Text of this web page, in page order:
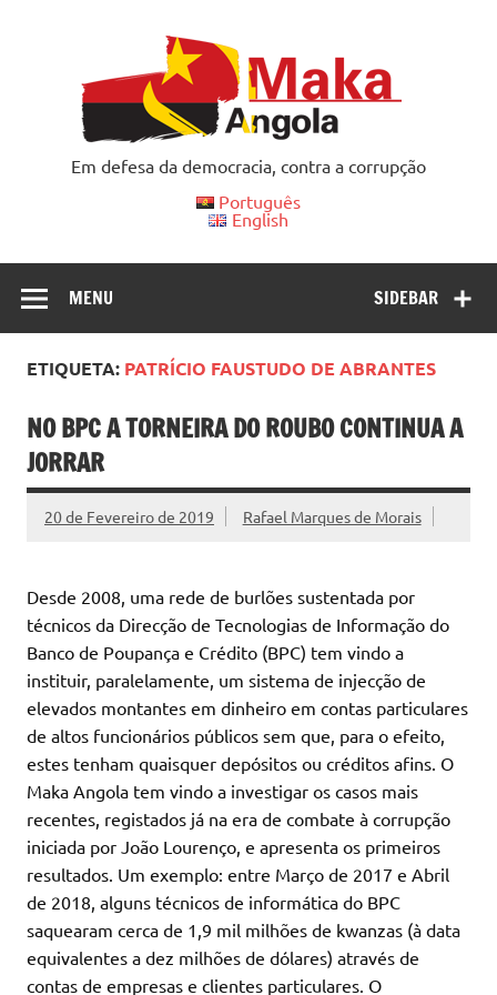
Em defesa da democracia, contra a corrupção
Português
English
SIDEBAR
MENU
ETIQUETA: PATRÍCIO FAUSTUDO DE ABRANTES
NO BPC A TORNEIRA DO ROUBO CONTINUA A
JORRAR
20 de Fevereiro de 2019 Rafael Marques de Morais
Desde 2008, uma rede de burlões sustentada por
técnicos da Direcção de Tecnologias de Informação do
Banco de Poupança e Crédito (BPC) tem vindo a
instituir, paralelamente, um sistema de injecção de
elevados montantes em dinheiro em contas particulares
de altos funcionários públicos sem que, para o efeito,
estes tenham quaisquer depósitos ou créditos afins. O
Maka Angola tem vindo a investigar os casos mais
recentes, registados já na era de combate à corrupção
iniciada por João Lourenço, e apresenta os primeiros
resultados. Um exemplo: entre Março de 2017 e Abril
de 2018, alguns técnicos de informática do BPC
saquearam cerca de 1,9 mil milhões de kwanzas (à data
equivalentes a dez milhões de dólares) através de
contas de empresas e clientes particulares. O